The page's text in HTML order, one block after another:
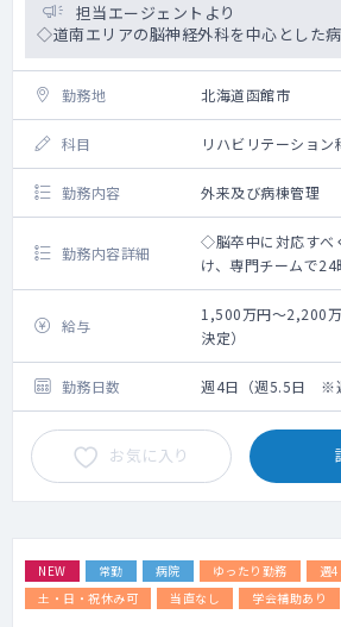
担当エージェントより
◇道南エリアの脳神経外科を中心とした病
勤務地 北海道函館市
科目 リハビリテーション
勤務内容 外来及び病棟管理
勤務内容詳細
◇脳卒中に対応すべ
け、専門チームで
制を整えています。
◇医局の雰囲気は大
籍し、指導環境も整
給与
1,500万円～2,200
決定）
勤務日数 週4日（週5.5日 ※
お気に入り
NEW 常勤 病院 ゆったり勤務
週
土・日・祝休み可
当直なし 学会補助あり